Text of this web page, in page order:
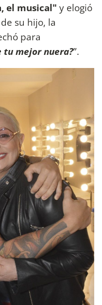
el musical" y elogió
su hijo, la
para
tu mejor nuera?”.